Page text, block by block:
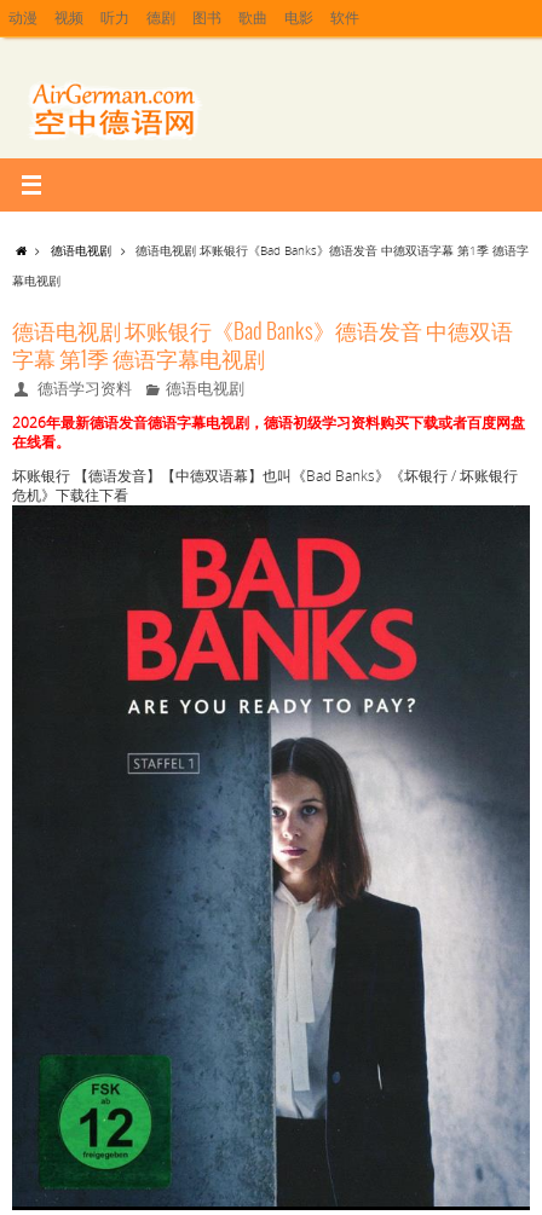
动漫 视频 听力 德剧 图书 歌曲 电影 软件
德语电视剧
德语电视剧 坏账银行《Bad Banks》德语发音 中德双语字幕 第1季 德语字
幕电视剧
德语电视剧 坏账银行《Bad Banks》德语发音 中德双语
字幕 第1季 德语字幕电视剧
德语学习资料 德语电视剧
2026年最新德语发音德语字幕电视剧，德语初级学习资料购买下载或者百度网盘
在线看。
坏账银行 【德语发音】【中德双语幕】也叫《Bad Banks》《坏银行 / 坏账银行
危机》下载往下看